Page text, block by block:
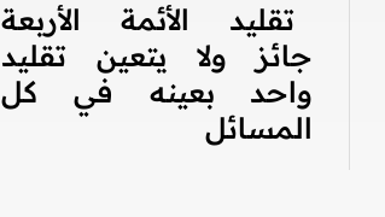
تقليد الأئمة الأربعة
جائز ولا يتعين تقليد
واحد بعينه في كل
المسائل